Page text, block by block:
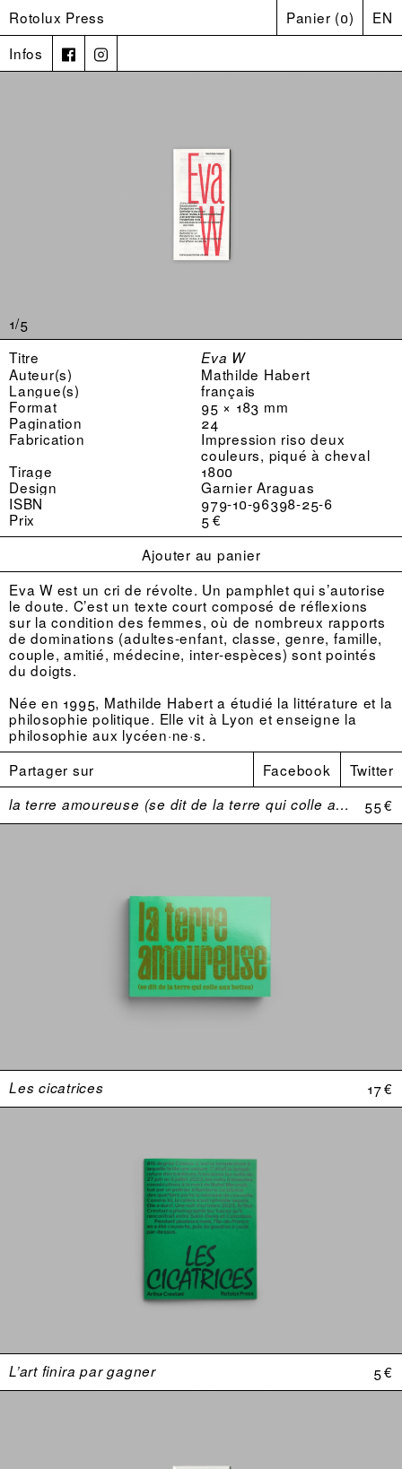
Rotolux Press
Infos
Panier (0) EN
1/5
Titre
Eva W
Auteur(s)
Mathilde Habert
Langue(s)
français
Format
95 × 183 mm
Pagination
24
Fabrication
Impression riso deux
couleurs, piqué à cheval
Tirage
1800
Design
Garnier Araguas
ISBN
979-10-96398-25-6
Prix
5 €
Ajouter au panier
Eva W est un cri de révolte. Un pamphlet qui s’autorise
le doute. C’est un texte court composé de réflexions
sur la condition des femmes, où de nombreux rapports
de dominations (adultes-enfant, classe, genre, famille,
couple, amitié, médecine, inter-espèces) sont pointés
du doigts.
Née en 1995, Mathilde Habert a étudié la littérature et la
philosophie politique. Elle vit à Lyon et enseigne la
philosophie aux lycéen·ne·s.
Partager sur
Facebook Twitter
la terre amoureuse (se dit de la terre qui colle aux bottes) 55 €
Les cicatrices 17 €
L’art finira par gagner 5 €